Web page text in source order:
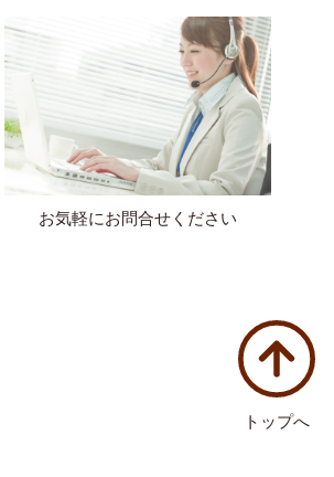
お気軽にお問合せください
トップへ